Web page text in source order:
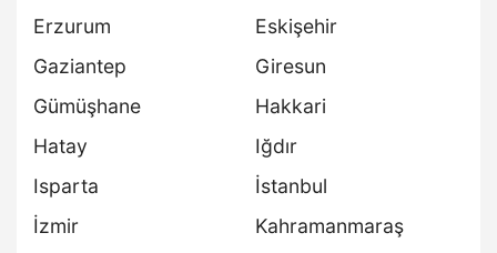
Erzurum
Eskişehir
Gaziantep
Giresun
Gümüşhane
Hakkari
Hatay
Iğdır
Isparta
İstanbul
İzmir
Kahramanmaraş